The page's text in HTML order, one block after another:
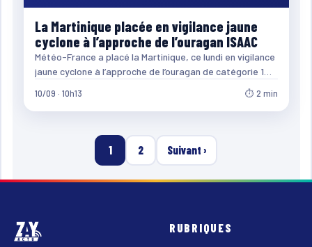
La Martinique placée en vigilance jaune
cyclone à l’approche de l’ouragan ISAAC
Météo-France a placé la Martinique, ce lundi en vigilance
jaune cyclone à l’approche de l’ouragan de catégorie 1…
10/09 · 10h13 ⏱ 2 min
1 2 Suivant ›
RUBRIQUES